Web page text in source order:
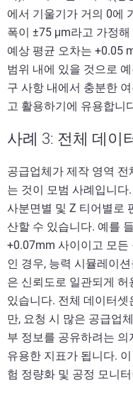
에서 기울기가 거의 0에
폭이 ±75 μm라고 가정
예상 평균 오차는 +0.05
범위 내에 있을 것으로
구 사항 내에서 충분한
고 활용하기에 유용합니
사례 3: 전체 데이
공급업체가 제작 영역
는 것이 모범 사례입니
사분면별 및 Z 티어별로
산할 수 있습니다. 예를
+0.07mm 사이이고 모
인 경우, 능력 시뮬레이
은 신뢰도로 일관되게
있습니다. 전체 데이터
만, 요청 시 많은 공급업
부 정보를 공유하려는
유용한 지표가 됩니다.
험 정량화 및 공정 모니